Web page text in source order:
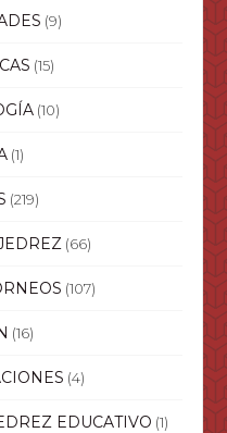
(9)
(15)
(10)
(1)
(219)
(66)
(107)
(16)
(4)
EDUCATIVO (1)